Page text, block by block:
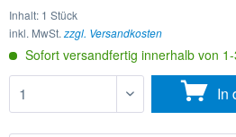
Inhalt: 1 Stück
inkl. MwSt. zzgl. Versandkosten
Sofort versandfertig innerhalb von
In